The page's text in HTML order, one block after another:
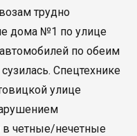
трудно
дома №1 по улице
по обеим
Спецтехнике
улице
четные/нечетные